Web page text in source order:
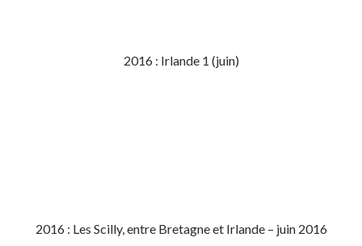
2016 : Irlande 1 (juin)
2016 : Les Scilly, entre Bretagne et Irlande – juin 2016